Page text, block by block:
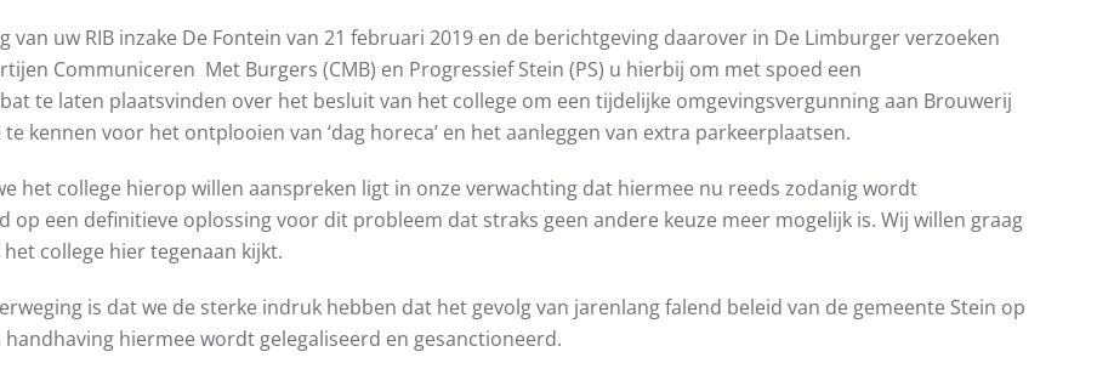
van uw RIB inzake De Fontein van 21 februari 2019 en de berichtgeving daarover in De Limburger verzoeken
Communiceren Met Burgers (CMB) en Progressief Stein (PS) u hierbij om met spoed een
te laten plaatsvinden over het besluit van het college om een tijdelijke omgevingsvergunning aan Brouwerij
kennen voor het ontplooien van ‘dag horeca’ en het aanleggen van extra parkeerplaatsen.
het college hierop willen aanspreken ligt in onze verwachting dat hiermee nu reeds zodanig wordt
op een definitieve oplossing voor dit probleem dat straks geen andere keuze meer mogelijk is. Wij willen graag
college hier tegenaan kijkt.
is dat we de sterke indruk hebben dat het gevolg van jarenlang falend beleid van de gemeente Stein op
handhaving hiermee wordt gelegaliseerd en gesanctioneerd.